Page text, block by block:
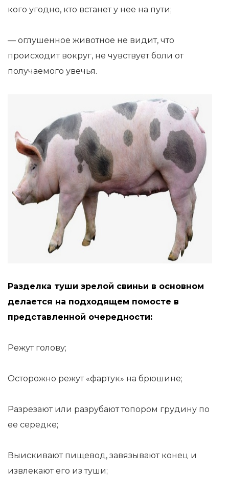
кого угодно, кто встанет у нее на пути;
— оглушенное животное не видит, что
происходит вокруг, не чувствует боли от
получаемого увечья.
Разделка туши зрелой свиньи в основном
делается на подходящем помосте в
представленной очередности:
Режут голову;
Осторожно режут «фартук» на брюшине;
Разрезают или разрубают топором грудину по
ее середке;
Выискивают пищевод, завязывают конец и
извлекают его из туши;